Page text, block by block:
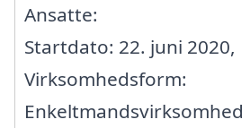
Ansatte:
Startdato: 22. juni 2020,
Virksomhedsform:
Enkeltmandsvirksomhed